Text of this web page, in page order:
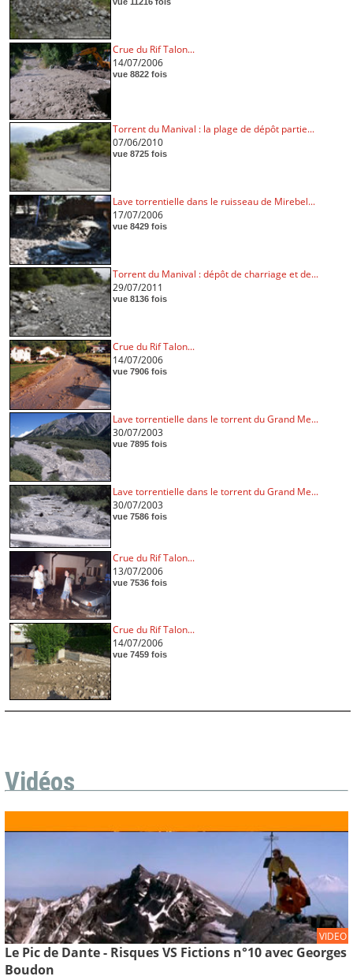
vue 11216 fois
Crue du Rif Talon...
14/07/2006
vue 8822 fois
Torrent du Manival : la plage de dépôt partie...
07/06/2010
vue 8725 fois
Lave torrentielle dans le ruisseau de Mirebel...
17/07/2006
vue 8429 fois
Torrent du Manival : dépôt de charriage et de...
29/07/2011
vue 8136 fois
Crue du Rif Talon...
14/07/2006
vue 7906 fois
Lave torrentielle dans le torrent du Grand Me...
30/07/2003
vue 7895 fois
Lave torrentielle dans le torrent du Grand Me...
30/07/2003
vue 7586 fois
Crue du Rif Talon...
13/07/2006
vue 7536 fois
Crue du Rif Talon...
14/07/2006
vue 7459 fois
Vidéos
VIDEO
Le Pic de Dante - Risques VS Fictions n°10 avec Georges
Boudon